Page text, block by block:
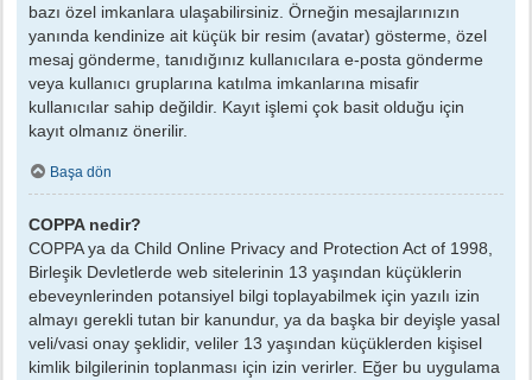
bazı özel imkanlara ulaşabilirsiniz. Örneğin mesajlarınızın
yanında kendinize ait küçük bir resim (avatar) gösterme, özel
mesaj gönderme, tanıdığınız kullanıcılara e-posta gönderme
veya kullanıcı gruplarına katılma imkanlarına misafir
kullanıcılar sahip değildir. Kayıt işlemi çok basit olduğu için
kayıt olmanız önerilir.
Başa dön
COPPA nedir?
COPPA ya da Child Online Privacy and Protection Act of 1998,
Birleşik Devletlerde web sitelerinin 13 yaşından küçüklerin
ebeveynlerinden potansiyel bilgi toplayabilmek için yazılı izin
almayı gerekli tutan bir kanundur, ya da başka bir deyişle yasal
veli/vasi onay şeklidir, veliler 13 yaşından küçüklerden kişisel
kimlik bilgilerinin toplanması için izin verirler. Eğer bu uygulama